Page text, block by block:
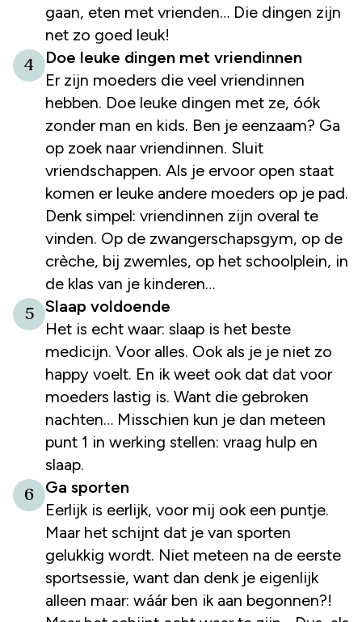
gaan, eten met vrienden… Die dingen zijn
net zo goed leuk!
4
Doe leuke dingen met vriendinnen
Er zijn moeders die veel vriendinnen
hebben. Doe leuke dingen met ze, óók
zonder man en kids. Ben je eenzaam? Ga
op zoek naar vriendinnen. Sluit
vriendschappen. Als je ervoor open staat
komen er leuke andere moeders op je pad.
Denk simpel: vriendinnen zijn overal te
vinden. Op de zwangerschapsgym, op de
crèche, bij zwemles, op het schoolplein, in
de klas van je kinderen…
5
Slaap voldoende
Het is echt waar: slaap is het beste
medicijn. Voor alles. Ook als je je niet zo
happy voelt. En ik weet ook dat dat voor
moeders lastig is. Want die gebroken
nachten… Misschien kun je dan meteen
punt 1 in werking stellen: vraag hulp en
slaap.
6
Ga sporten
Eerlijk is eerlijk, voor mij ook een puntje.
Maar het schijnt dat je van sporten
gelukkig wordt. Niet meteen na de eerste
sportsessie, want dan denk je eigenlijk
alleen maar: wáár ben ik aan begonnen?!